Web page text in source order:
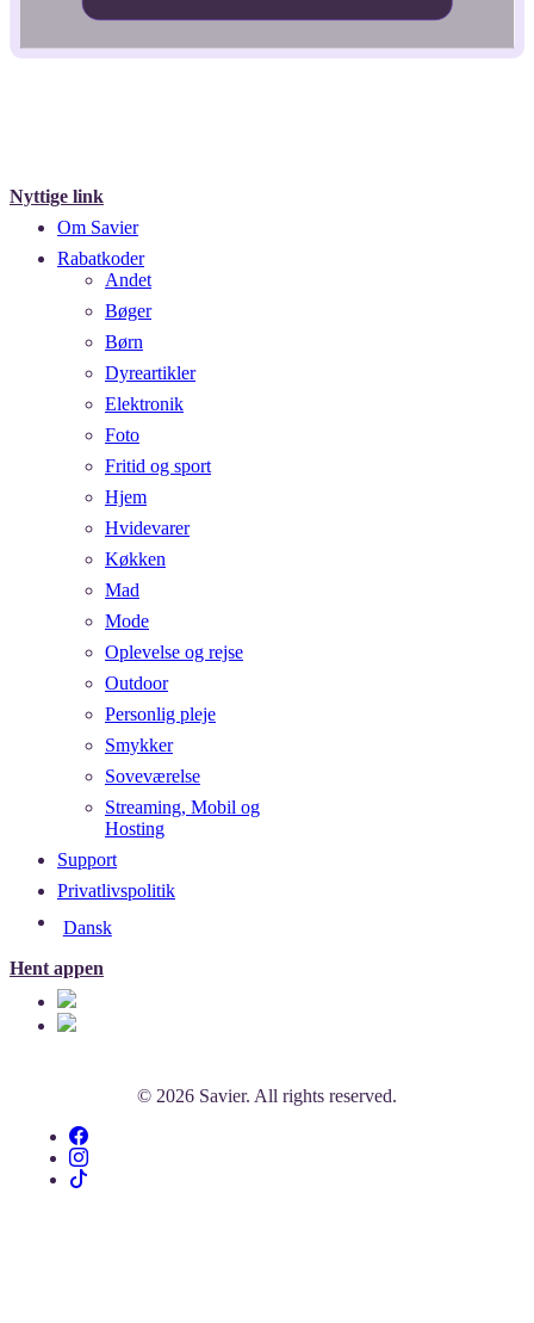
Nyttige link
Om Savier
Rabatkoder
Andet
Bøger
Børn
Dyreartikler
Elektronik
Foto
Fritid og sport
Hjem
Hvidevarer
Køkken
Mad
Mode
Oplevelse og rejse
Outdoor
Personlig pleje
Smykker
Soveværelse
Streaming, Mobil og
Hosting
Support
Privatlivspolitik
Dansk
Hent appen
© 2026 Savier. All rights reserved.